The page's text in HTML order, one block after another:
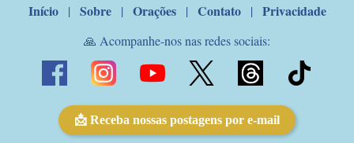
Início | Sobre | Orações | Contato | Privacidade
🙏 Acompanhe-nos nas redes sociais:
📩 Receba nossas postagens por e-mail